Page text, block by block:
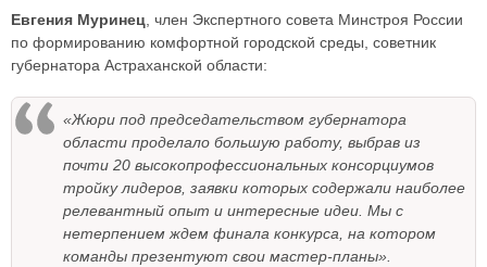
Евгения Муринец , член Экспертного совета Минстроя России
по формированию комфортной городской среды, советник
губернатора Астраханской области:
«Жюри под председательством губернатора
области проделало большую работу, выбрав из
почти 20 высокопрофессиональных консорциумов
тройку лидеров, заявки которых содержали наиболее
релевантный опыт и интересные идеи. Мы с
нетерпением ждем финала конкурса, на котором
команды презентуют свои мастер-планы».